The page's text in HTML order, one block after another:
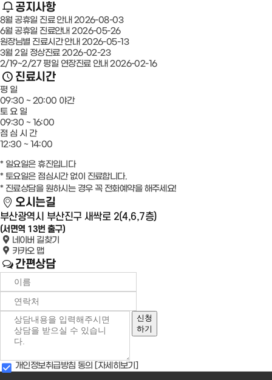
공지사항
8월 공휴일 진료 안내 2026-08-03
6월 공휴일 진료안내2026-05-26
원장님별 진료시간 안내 2026-05-13
3월 2일 정상진료2026-02-23
2/19~2/27 평일 연장진료 안내2026-02-16
진료시간
평 일
09:30 ~ 20:00 야간
토 요 일
09:30 ~ 16:00
점 심 시 간
12:30 ~ 14:00
* 일요일은 휴진입니다
* 토요일은 점심시간 없이 진료합니다.
* 진료상담을 원하시는 경우 꼭 전화예약을 해주세요!
오시는길
부산광역시 부산진구 새싹로 2(4,6,7층)
(서면역 13번 출구)
네이버 길찾기
카카오 맵
간편상담
신청
하기
개인정보취급방침 동의 [자세히보기]